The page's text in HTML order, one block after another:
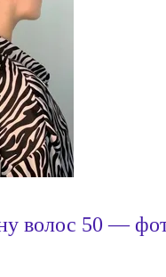
волос 50 —